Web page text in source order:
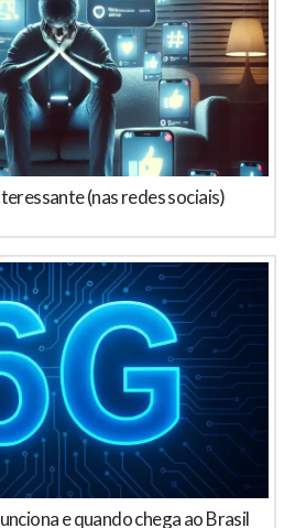
(nas redes sociais)
e quando chega ao Brasil